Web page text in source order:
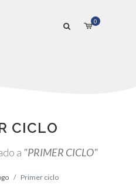
0
CICLO
a "PRIMER CICLO"
Primer ciclo